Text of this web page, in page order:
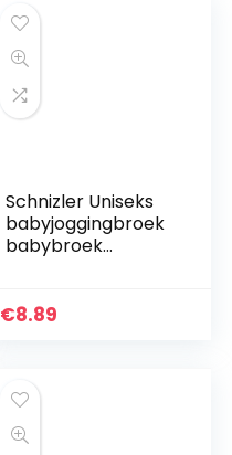
Schnizler Uniseks
babyjoggingbroek
babybroek
buikomslag, Oeko-
€8.89